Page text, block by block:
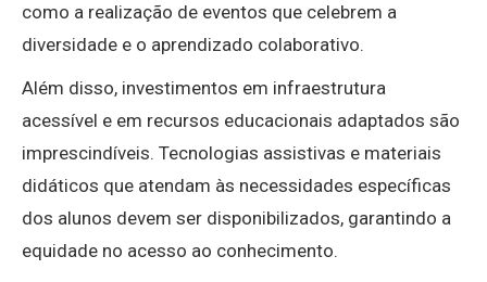
como a realização de eventos que celebrem a
diversidade e o aprendizado colaborativo.
Além disso, investimentos em infraestrutura
acessível e em recursos educacionais adaptados são
imprescindíveis. Tecnologias assistivas e materiais
didáticos que atendam às necessidades específicas
dos alunos devem ser disponibilizados, garantindo a
equidade no acesso ao conhecimento.